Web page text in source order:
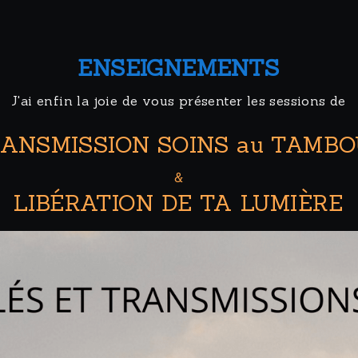
ENSEIGNEMENTS
J'ai enfin la joie de vous présenter les sessions de
SOINS au
&
LIBÉRATION DE TA LUMIÈRE